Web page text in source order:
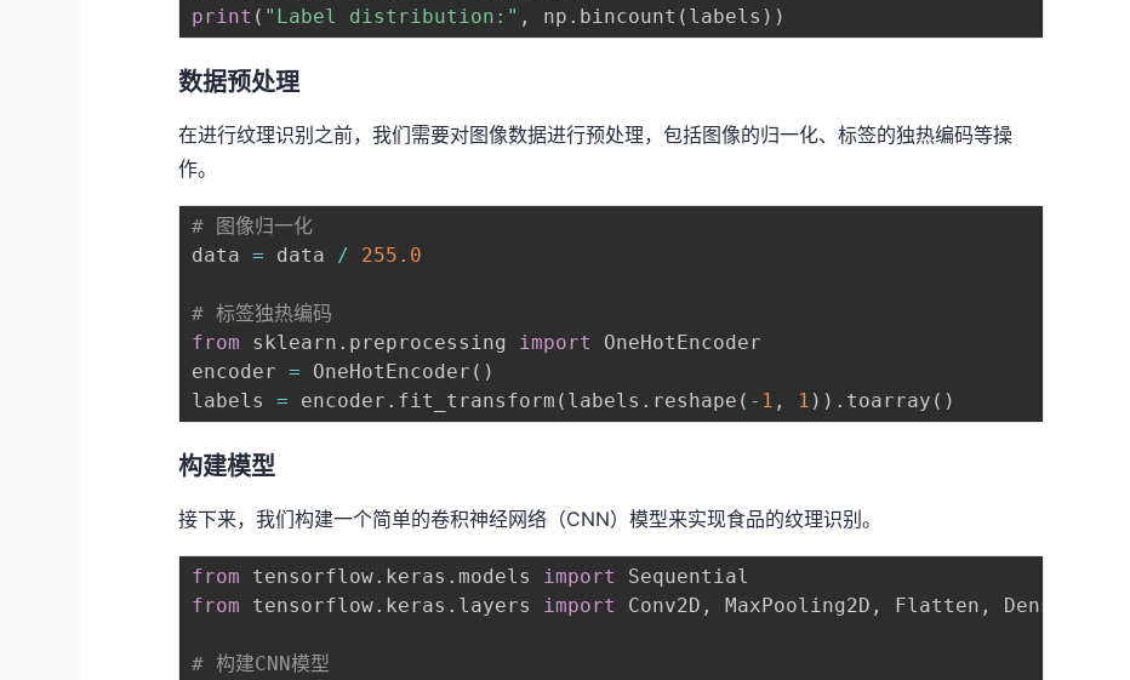
print ( "Label distribution:" , np . bincount ( labels ) )
数据预处理
在进行纹理识别之前，我们需要对图像数据进行预处理，包括图像的归一化、标签的独热编码等操
作。
# 图像归一化
data = data / 255.0
# 标签独热编码
from sklearn . preprocessing import
OneHotEncoder
encoder = OneHotEncoder ( )
labels = encoder . fit_transform ( labels . reshape ( - 1 , 1 ) ) . toarray ( )
构建模型
接下来，我们构建一个简单的卷积神经网络（CNN）模型来实现食品的纹理识别。
from tensorflow. keras . models import
from tensorflow. keras . layers import Conv2D , MaxPooling2D , Flatten , Dense
# 构建CNN模型